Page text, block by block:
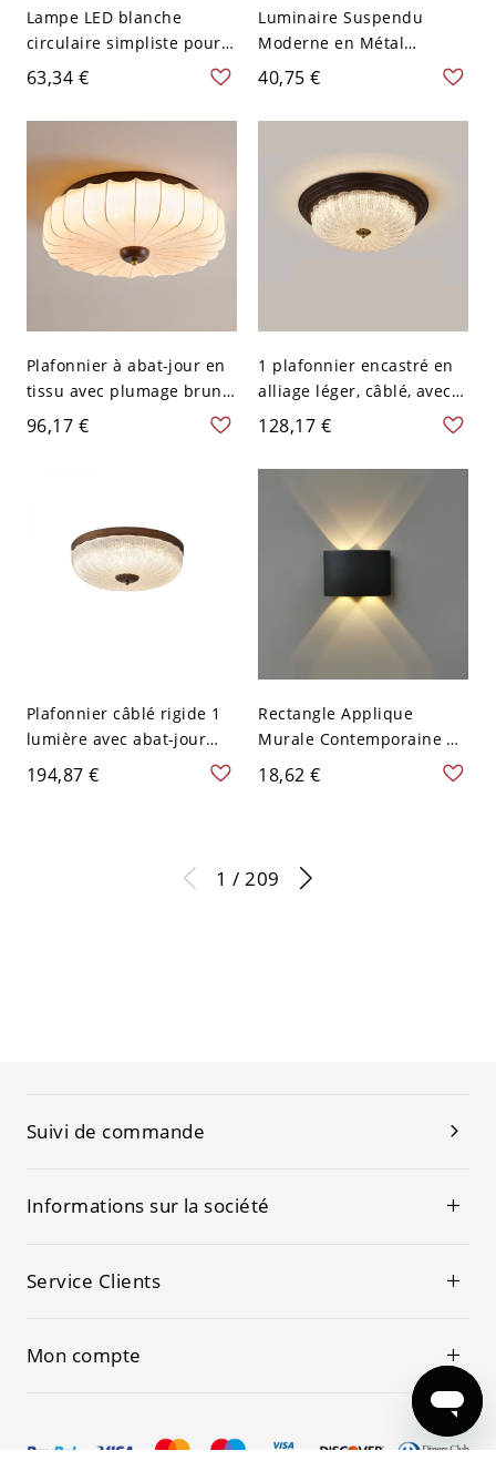
Lampe LED blanche
circulaire simpliste pour
plafond avec design nid
d'oiseau, montée
encastrée, en acrylique
63,34 €
Luminaire Suspendu
Moderne en Métal
Suspension LED en Forme
Rectangulaire pour
Bureau - 110 V-120 V Noir
40,75 €
Plafonnier à abat-jour en
tissu avec plumage brun
clair, 1 lumière - 110 V-
96,17 €
1 plafonnier encastré en
alliage léger, câblé, avec
abat-jour vitrifié - 110 V-
trois niveaux Assiette
128,17 €
Plafonnier câblé rigide 1
lumière avec abat-jour
Schoolhouse en verre
vitrifié - 110 V-120 V 30,48
194,87 €
Rectangle Applique
Murale Contemporaine en
Métal à 2 Lumières Lampe
Murale LED d'Extérieur -
18,62 €
1 / 209
Suivi de commande
Informations sur la société
Service Clients
Mon compte